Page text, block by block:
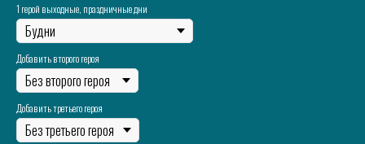
1 герой выходные, праздничные дни
Добавить второго героя
Добавить третьего героя